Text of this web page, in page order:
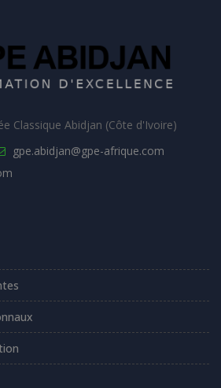
Classique Abidjan (Côte d'Ivoire)
gpe.abidjan@gpe-afrique.com